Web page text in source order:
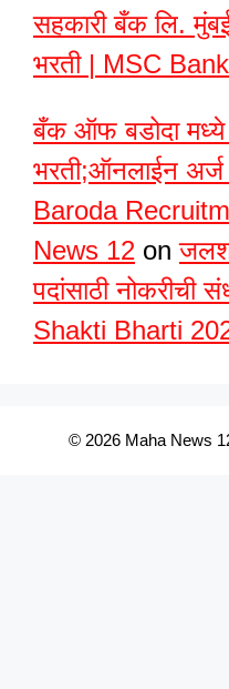
सहकारी बँक लि.
भरती | MSC
बँक ऑफ बडोदा मध्ये
भरती;ऑनलाईन
Baroda
News 12 on
पदांसाठी
Shakti Bharti
© 2026 Maha News